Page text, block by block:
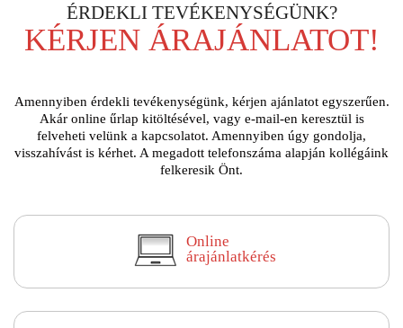
ÉRDEKLI TEVÉKENYSÉGÜNK?
KÉRJEN ÁRAJÁNLATOT!
Amennyiben érdekli tevékenységünk, kérjen ajánlatot egyszerűen.
Akár online űrlap kitöltésével, vagy e-mail-en keresztül is
felveheti velünk a kapcsolatot. Amennyiben úgy gondolja,
visszahívást is kérhet. A megadott telefonszáma alapján kollégáink
felkeresik Önt.
Online
árajánlatkérés